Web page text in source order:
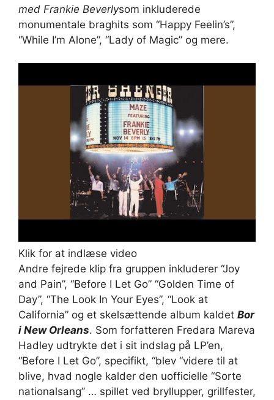
med Frankie Beverlysom inkluderede
monumentale braghits som “Happy Feelin’s”,
“While I’m Alone”, “Lady of Magic” og mere.
Klik for at indlæse video
Andre fejrede klip fra gruppen inkluderer “Joy
and Pain”, “Before I Let Go” “Golden Time of
Day”, “The Look In Your Eyes”, “Look at
California” og et skelsættende album kaldet Bor
i New Orleans. Som forfatteren Fredara Mareva
Hadley udtrykte det i sit indslag på LP’en,
“Before I Let Go”, specifikt, “blev “videre til at
blive, hvad nogle kalder den uofficielle “Sorte
nationalsang” … spillet ved bryllupper, grillfester,